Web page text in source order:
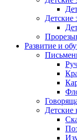
Детские
Развитие и
Детские